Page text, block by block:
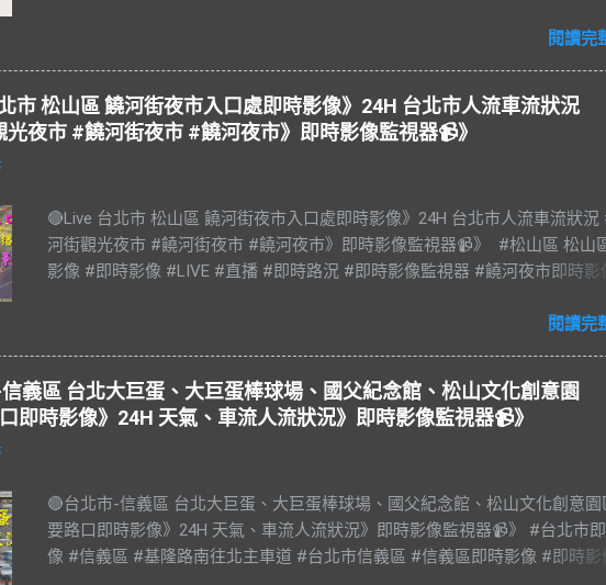
閱讀完
市 松山區 饒河街夜市入口處即時影像》24H 台北市人流車流狀況
夜市 #饒河街夜市 #饒河夜市》即時影像監視器📹》
🔴Live 台北市 松山區 饒河街夜市入口處即時影像》24H 台北市人流車流狀況
河街觀光夜市 #饒河街夜市 #饒河夜市》即時影像監視器📹》 #松山區 松山
影像 #即時影像 #LIVE #直播 #即時路況 #即時影像監視器 #饒河夜市即時影
#松山區 #松山慈祐宮 #台灣夜市 #夜市 #台北市即時影像 #JAZZ #JAZZY
#Live #BGM #RELAX #Taiwan #Live BGM Jazz & Blues 爵士樂和藍調 饒河
夜市，又稱饒河街夜市、饒河夜市。位於台灣臺北市松山區饒河街，為臺北
個觀光夜市，也是臺灣繼華西街觀光夜市後第二座觀光夜市。 營業時間： 每
輳，極一時之盛。日治時期改名松山，後又因港岸河水淤樍，停泊船隻漸少
上八德路拓寬後，饒河街成為次要道路，商業活動大減。政府為了改善當地
計，遂於1987年5月11日成立觀光夜市，為臺北市第二條觀光夜市。夜市內
閱讀完
義區 台北大巨蛋、大巨蛋棒球場、國父紀念館、松山文化創意園
即時影像》24H 天氣、車流人流狀況》即時影像監視器📹》
🔴台北市-信義區 台北大巨蛋、大巨蛋棒球場、國父紀念館、松山文化創意園
要路口即時影像》24H 天氣、車流人流狀況》即時影像監視器📹》 #台北市
像 #信義區 #基隆路南往北主車道 #台北市信義區 #信義區即時影像 #即時影